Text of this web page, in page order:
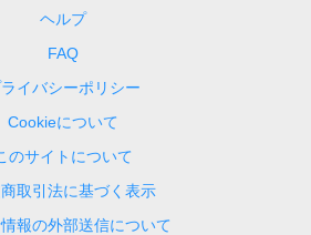
ヘルプ
FAQ
イバシーポリシー
Cookieについて
のサイトについて
取引法に基づく表示
報の外部送信について